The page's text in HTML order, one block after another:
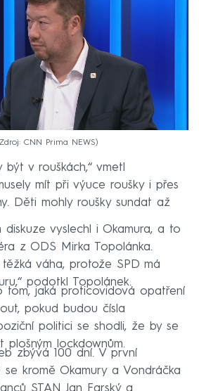
Zdroj: CNN Prima NEWS
„Vždyť vy jste trápili malé
v rouškách,“ vmetl
mít při výuce roušky i přes
Děti mohly roušky sundat až
diskuze vyslechl i Okamura, a to
z ODS Mirka Topolánka.
těžká váha, protože SPD má
podotkl Topolánek.
tom, jaká proticovidová opatření
pokud budou čísla
politici se shodli, že by se
plošným lockdownům.
zbývá 100 dní. V první
kromě Okamury a Vondráčka